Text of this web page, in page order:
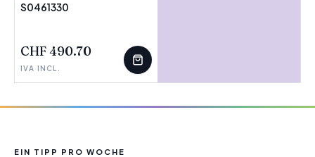
S0461330
CHF 490.70
IVA INCL.
EIN TIPP PRO WOCHE